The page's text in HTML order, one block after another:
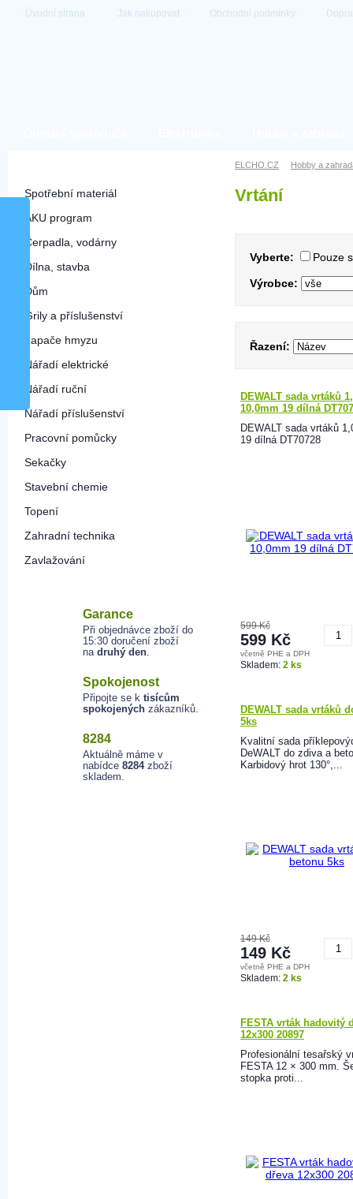
Úvodní strana Jak nakupovat Obchodní podmínky
Spotřební materiál
AKU program
Čerpadla, vodárny
Dílna, stavba
Dům
Grily a příslušenství
Lapače hmyzu
Nářadí elektrické
Nářadí ruční
Nářadí příslušenství
Pracovní pomůcky
Sekačky
Stavební chemie
Topení
Zahradní technika
Zavlažování
Garance
Při objednávce zboží do
15:30 doručení zboží
na druhý den.
Spokojenost
Připojte se k tisícům
spokojených zákazníků.
8284
Aktuálně máme v
nabídce 8284zboží
skladem.
ELCHO.CZ Hobby a
Vrtání
Vyberte: Pouze
Výrobce:
Řazení:
DEWALT sada vrtáků
10,0mm 19 dílná
DEWALT sada vrtáků
19 dílná DT70728
599 Kč
599 Kč
včetně PHE a DPH
Skladem: 2 ks
DEWALT sada vrtáků
5ks
Kvalitní sada
DeWALT do zdiva a
Karbidový hrot 130°,...
149 Kč
149 Kč
včetně PHE a DPH
Skladem: 2 ks
FESTA vrták hadovitý
12x300 20897
Profesionální tesařský
FESTA 12 × 300 mm.
stopka proti...